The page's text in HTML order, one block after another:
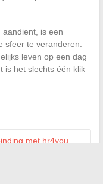
is een
sfeer te veranderen.
leven op een dag
is het slechts één klik
met hr4you